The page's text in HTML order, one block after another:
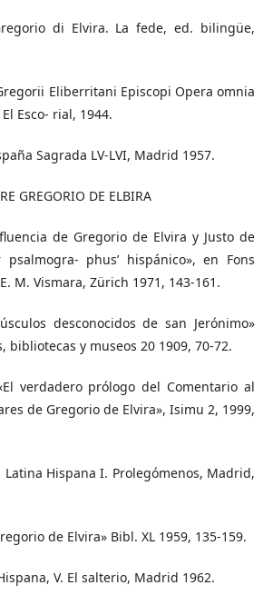
di Elvira. La fede, ed. bilingüe,
Eliberritani Episcopi Opera omnia
Esco- rial, 1944.
Sagrada LV-LVI, Madrid 1957.
GREGORIO DE ELBIRA
de Gregorio de Elvira y Justo de
phus’ hispánico», en Fons
M. Vismara, Zürich 1971, 143-161.
desconocidos de san Jerónimo»
bibliotecas y museos 20 1909, 70-72.
«El verdadero prólogo del Comentario al
de Gregorio de Elvira», Isimu 2, 1999,
Latina Hispana I. Prolegómenos, Madrid,
de Elvira» Bibl. XL 1959, 135-159.
V. El salterio, Madrid 1962.